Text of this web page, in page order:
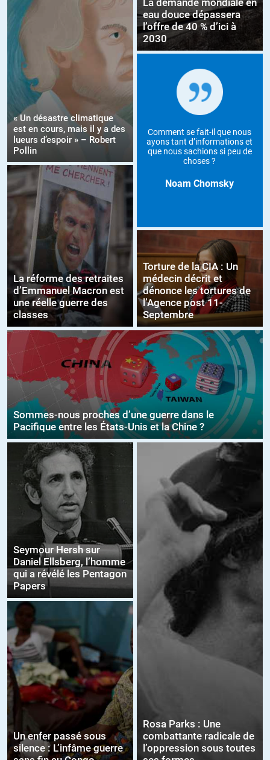
« Un désastre climatique
est en cours, mais il y a des
lueurs d’espoir » – Robert
Pollin
La réforme des retraites
d’Emmanuel Macron est
une réelle guerre des
classes
La demande mondiale en
eau douce dépassera
l’offre de 40 % d’ici à
2030
Comment se fait-il que nous
ayons tant d’informations et
que nous sachions si peu de
choses ?
Noam Chomsky
Torture de la CIA : Un
médecin décrit et
dénonce les tortures de
l’Agence post 11-
Septembre
Sommes-nous proches d’une guerre dans le
Pacifique entre les États-Unis et la Chine ?
Seymour Hersh sur
Daniel Ellsberg, l’homme
qui a révélé les Pentagon
Papers
Un enfer passé sous
silence : L’infâme guerre
Rosa Parks : Une
combattante radicale de
l’oppression sous toutes